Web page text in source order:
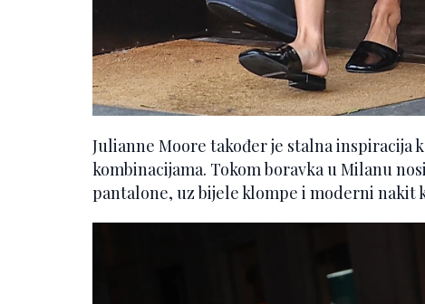
Julianne Moore također je stalna inspiracija
kombinacijama. Tokom boravka u Milanu
pantalone, uz bijele klompe i moderni nakit